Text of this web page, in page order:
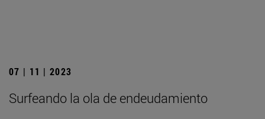
07 | 11 | 2023
Surfeando la ola de endeudamiento